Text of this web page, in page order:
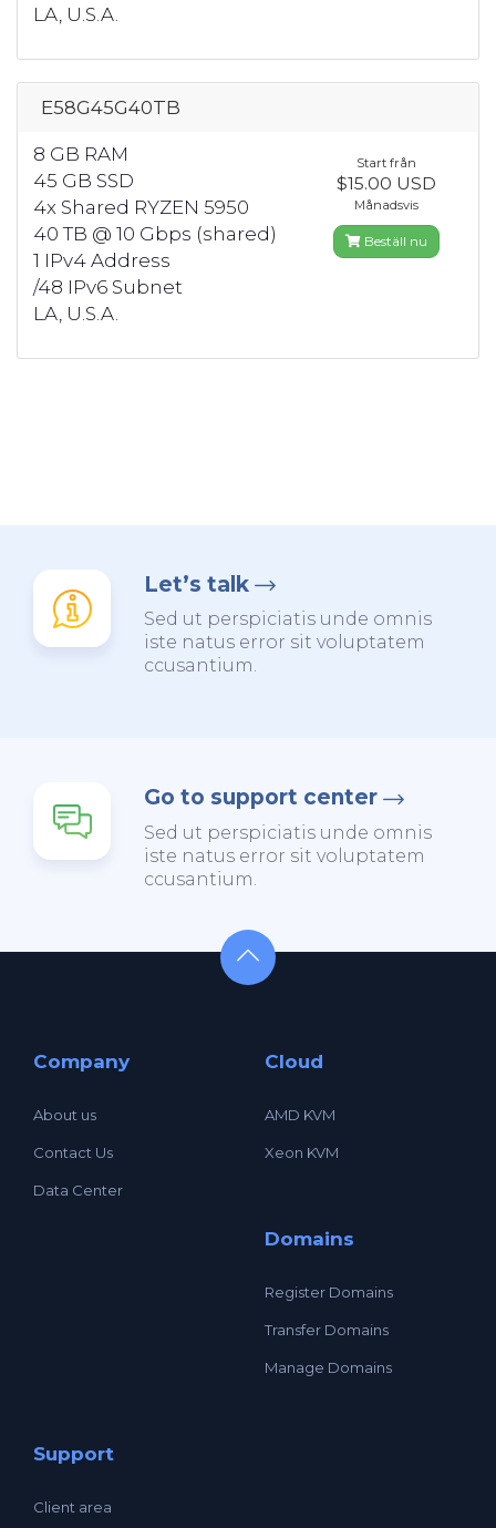
LA, U.S.A.
E58G45G40TB
8 GB RAM
45 GB SSD
4x Shared RYZEN 5950
40 TB @ 10 Gbps (shared)
1 IPv4 Address
/48 IPv6 Subnet
LA, U.S.A.
Start från
$15.00 USD
Månadsvis
Beställ nu
Let’s talk
Sed ut perspiciatis unde omnis
iste natus error sit voluptatem
ccusantium.
Go to support center
Sed ut perspiciatis unde omnis
iste natus error sit voluptatem
ccusantium.
Company
About us
Contact Us
Data Center
Cloud
AMD KVM
Xeon KVM
Domains
Register Domains
Transfer Domains
Manage Domains
Support
Client area